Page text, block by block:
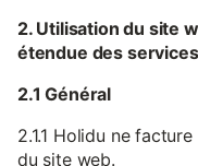
2. Utilisation du site
étendue des services
2.1 Général
2.1.1 Holidu ne
du site web.